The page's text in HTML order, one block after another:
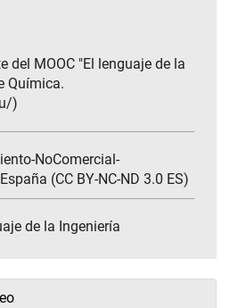
del MOOC "El lenguaje de la
Química.
)
NoComercial-
(CC BY-NC-ND 3.0 ES)
de la Ingeniería